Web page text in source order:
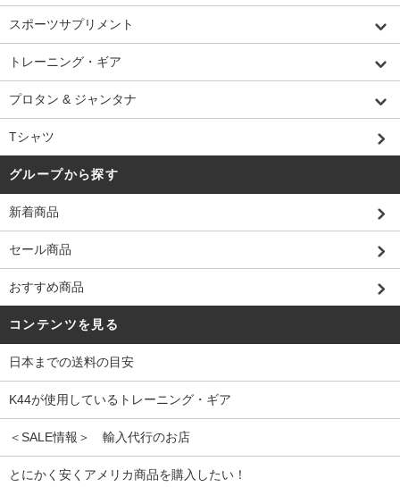
スポーツサプリメント
トレーニング・ギア
プロタン & ジャンタナ
Tシャツ
グループから探す
新着商品
セール商品
おすすめ商品
コンテンツを見る
日本までの送料の目安
K44が使用しているトレーニング・ギア
＜SALE情報＞ 輸入代行のお店
とにかく安くアメリカ商品を購入したい！